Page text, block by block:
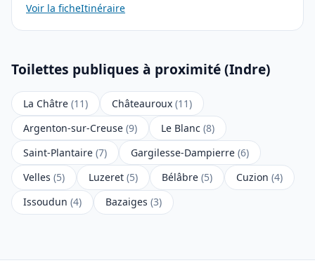
Voir la ficheItinéraire
Toilettes publiques à proximité (Indre)
La Châtre (11) Châteauroux (11)
Argenton-sur-Creuse (9) Le Blanc (8)
Saint-Plantaire (7) Gargilesse-Dampierre (6)
Velles (5) Luzeret (5) Bélâbre (5) Cuzion (4)
Issoudun (4) Bazaiges (3)